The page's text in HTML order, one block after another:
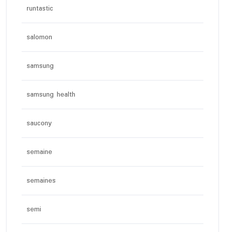
runtastic
salomon
samsung
samsung health
saucony
semaine
semaines
semi